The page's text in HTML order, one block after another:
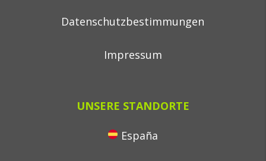
Datenschutzbestimmungen
Impressum
UNSERE STANDORTE
España